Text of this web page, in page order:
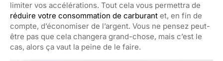
limiter vos accélérations. Tout cela vous permettra de
réduire votre consommation de carburant et, en fin de
compte, d’économiser de l’argent. Vous ne pensez peut-
être pas que cela changera grand-chose, mais c’est le
cas, alors ça vaut la peine de le faire.